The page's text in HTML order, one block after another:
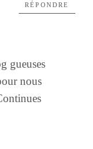
gueuses
nous
RÉPONDRE